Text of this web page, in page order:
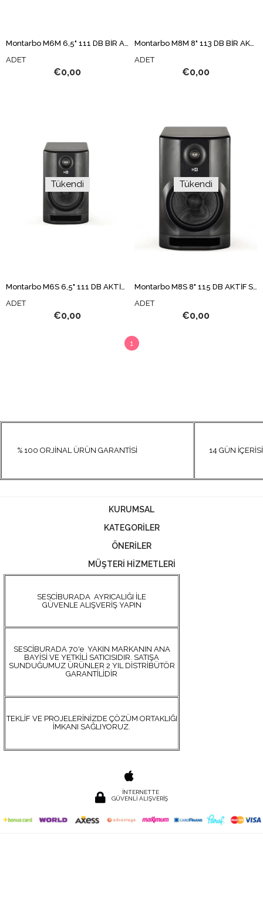
Montarbo M6M 6,5" 111 DB BİR AKTİF BİR PASİF STÜDYO MONİTÖR
ADET
€0,00
Montarbo M8M 8" 113 DB BİR AKTİF BİR PASİF STÜDYO MONİTÖR
ADET
€0,00
Tükendi
ADET
€0,00
Tükendi
ADET
€0,00
1
% 100 ORJİNAL ÜRÜN GARANTİSİ 14 GÜN
KURUMSAL
KATEGORİLER
ÖNERİLER
MÜŞTERİ HİZMETLERİ
SESCİBURADA AYRICALIĞI İLE
GÜVENLE ALIŞVERİŞ YAPIN
SESCİBURADA 70'e YAKIN MARKANIN ANA
BAYİSİ VE YETKİLİ SATICISIDIR. SATIŞA
SUNDUĞUMUZ ÜRÜNLER 2 YIL DİSTRİBÜTÖR
GARANTİLİDİR
TEKLİF VE PROJELERİNİZDE ÇÖZÜM ORTAKLIĞI
İMKANI SAĞLIYORUZ.
İNTERNETTE
GÜVENLİ ALIŞVERİŞ